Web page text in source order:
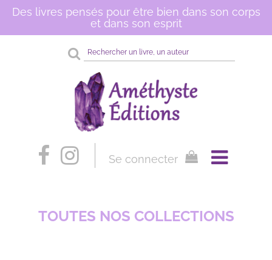
Des livres pensés pour être bien dans son corps
et dans son esprit
Rechercher
sur
site
Se connecter
TOUTES NOS COLLECTIONS